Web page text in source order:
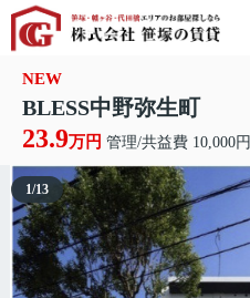
NEW
BLESS中野弥生町
23.9万円 管理/共益費 10,000円
1/13